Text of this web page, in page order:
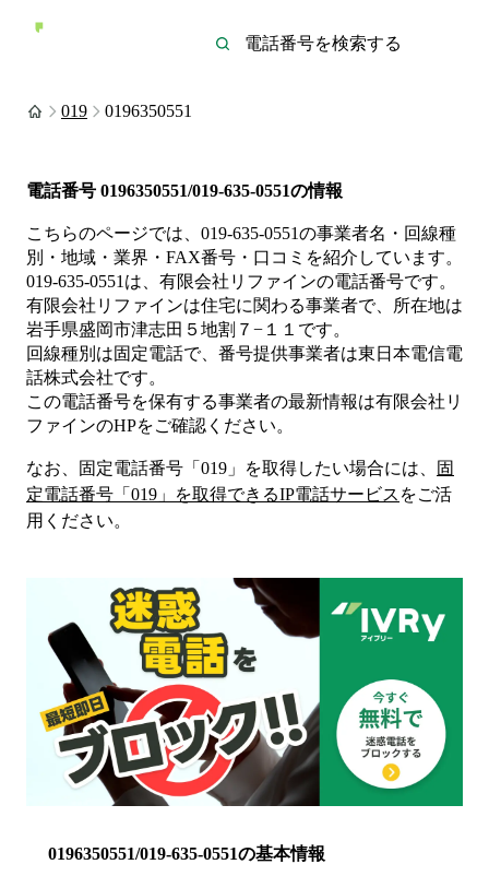
019 0196350551
電話番号 0196350551/019-635-0551の情報
こちらのページでは、 019-635-0551の事業者名・回線種
別・地域・業界・FAX番号・口コミを紹介しています。
019-635-0551 は、 有限会社リファインの電話番号です。
有限会社リファインは住宅に関わる事業者で、所在地は
岩手県盛岡市津志田５地割７−１１ です。
回線種別は固定電話で、番号提供事業者は東日本電信電
話株式会社です。
この電話番号を保有する事業者の最新情報は有限会社リ
ファインのHPをご確認ください。
なお、固定電話番号「 019 」を取得したい場合には、
固
定電話番号「 019 」を取得できるIP電話サービス をご活
用ください。
0196350551/019-635-0551の基本情報